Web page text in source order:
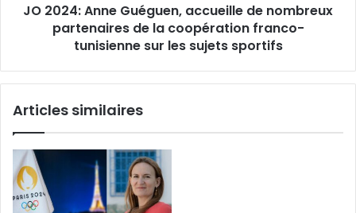
coopération
sur
sujets
JO 2024: Anne Guéguen, accueille de nombreux
partenaires de la coopération franco-
tunisienne sur les sujets sportifs
Articles similaires